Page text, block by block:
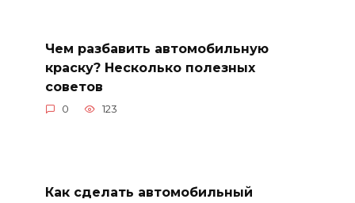
Чем разбавить автомобильную
краску? Несколько полезных
советов
0 123
Как сделать автомобильный